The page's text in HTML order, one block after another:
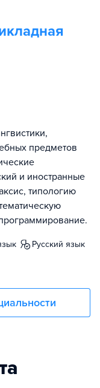
предметов
и иностранные
типологию
русский язык